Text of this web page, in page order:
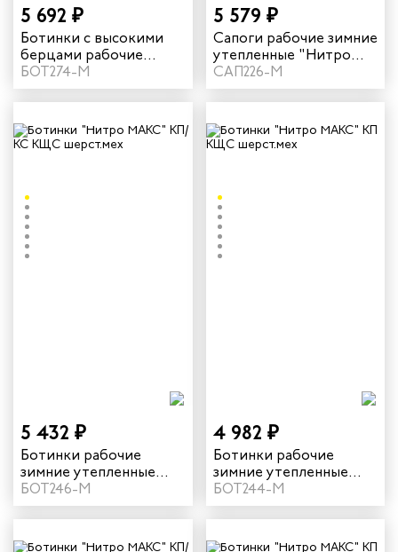
5 692 ₽
Ботинки с высокими
берцами рабочие
зимние КЩС "Нитро
МАКС" с КП шерстяной
мех цвет черный
БОТ274-М
5 579 ₽
Сапоги рабочие зимние
утепленные "Нитро
МАКС" с КП КЩС цвет
черный
САП226-М
5 432 ₽
Ботинки рабочие
зимние утепленные
"Нитро МАКС" с КП/КС
КЩС цвет черный
БОТ246-М
4 982 ₽
Ботинки рабочие
зимние утепленные
"Нитро МАКС" с КП
КЩС цвет черный
БОТ244-М